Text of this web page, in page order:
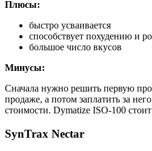
Плюсы:
быстро усваивается
способствует похудению и
большое число вкусов
Минусы:
Сначала нужно решить первую
продаже, а потом заплатить за
стоимости. Dymatize ISO-100
SynTrax Nectar